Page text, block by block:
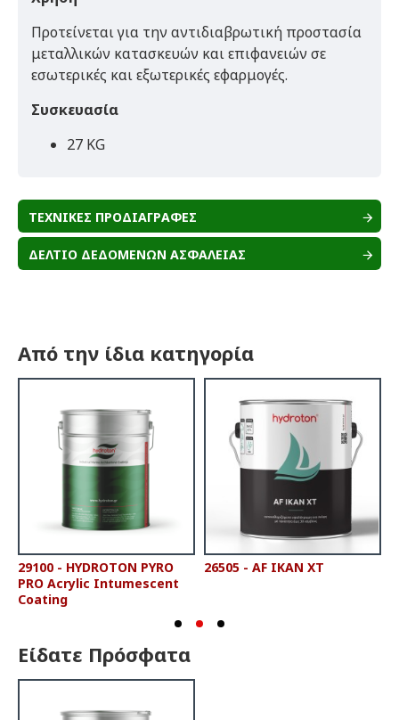
Προτείνεται για την αντιδιαβρωτική προστασία
μεταλλικών κατασκευών και επιφανειών σε
εσωτερικές και εξωτερικές εφαρμογές.
Συσκευασία
27 KG
ΤΕΧΝΙΚΕΣ ΠΡΟΔΙΑΓΡΑΦΕΣ
ΔΕΛΤΙΟ ΔΕΔΟΜΕΝΩΝ ΑΣΦΑΛΕΙΑΣ
Από την ίδια κατηγορία
29100 - HYDROTON PYRO
PRO Acrylic Intumescent
Coating
26505 - AF IKAN XT
Είδατε Πρόσφατα